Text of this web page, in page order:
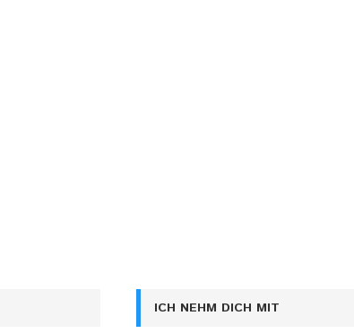
ICH NEHM DICH MIT